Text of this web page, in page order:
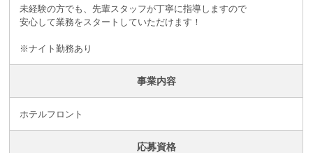
未経験の方でも、先輩スタッフが丁寧に指導しますので
安心して業務をスタートしていただけます！
※ナイト勤務あり
事業内容
ホテルフロント
応募資格